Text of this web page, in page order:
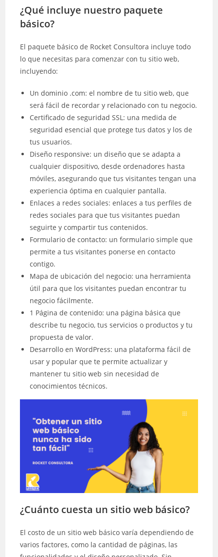
¿Qué incluye nuestro paquete
básico?
El paquete básico de Rocket Consultora incluye todo
lo que necesitas para comenzar con tu sitio web,
incluyendo:
Un dominio .com: el nombre de tu sitio web, que
será fácil de recordar y relacionado con tu negocio.
Certificado de seguridad SSL: una medida de
seguridad esencial que protege tus datos y los de
tus usuarios.
Diseño responsive: un diseño que se adapta a
cualquier dispositivo, desde ordenadores hasta
móviles, asegurando que tus visitantes tengan una
experiencia óptima en cualquier pantalla.
Enlaces a redes sociales: enlaces a tus perfiles de
redes sociales para que tus visitantes puedan
seguirte y compartir tus contenidos.
Formulario de contacto: un formulario simple que
permite a tus visitantes ponerse en contacto
contigo.
Mapa de ubicación del negocio: una herramienta
útil para que los visitantes puedan encontrar tu
negocio fácilmente.
1 Página de contenido: una página básica que
describe tu negocio, tus servicios o productos y tu
propuesta de valor.
Desarrollo en WordPress: una plataforma fácil de
usar y popular que te permite actualizar y
mantener tu sitio web sin necesidad de
conocimientos técnicos.
¿Cuánto cuesta un sitio web básico?
El costo de un sitio web básico varía dependiendo de
varios factores, como la cantidad de páginas, las